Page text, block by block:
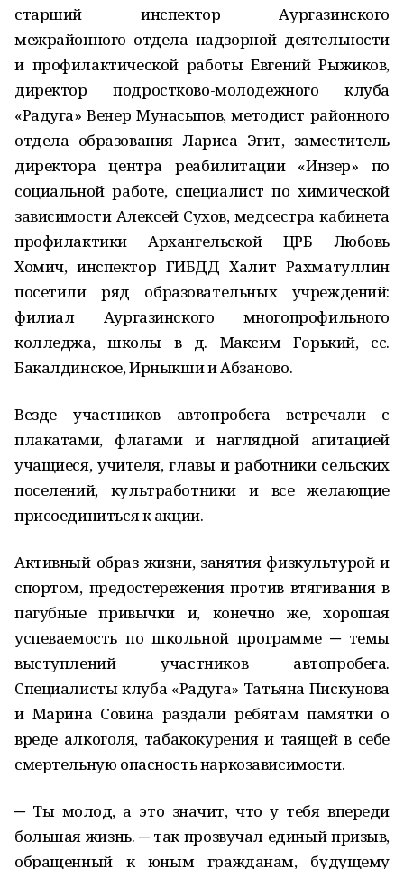
старший инспектор Аургазинского
межрайонного отдела надзорной деятельности
и профилактической работы Евгений Рыжиков,
директор подростково-молодежного клуба
«Радуга» Венер Мунасыпов, методист районного
отдела образования Лариса Эгит, заместитель
директора центра реабилитации «Инзер» по
социальной работе, специалист по химической
зависимости Алексей Сухов, медсестра кабинета
профилактики Архангельской ЦРБ Любовь
Хомич, инспектор ГИБДД Халит Рахматуллин
посетили ряд образовательных учреждений:
филиал Аургазинского многопрофильного
колледжа, школы в д. Максим Горький, сс.
Бакалдинское, Ирныкши и Абзаново.
Везде участников автопробега встречали с
плакатами, флагами и наглядной агитацией
учащиеся, учителя, главы и работники сельских
поселений, культработники и все желающие
присоединиться к акции.
Активный образ жизни, занятия физкультурой и
спортом, предостережения против втягивания в
пагубные привычки и, конечно же, хорошая
успеваемость по школьной программе ─ темы
выступлений участников автопробега.
Специалисты клуба «Радуга» Татьяна Пискунова
и Марина Совина раздали ребятам памятки о
вреде алкоголя, табакокурения и таящей в себе
смертельную опасность наркозависимости.
─ Ты молод, а это значит, что у тебя впереди
большая жизнь. ─ так прозвучал единый призыв,
обращенный к юным гражданам, будущему